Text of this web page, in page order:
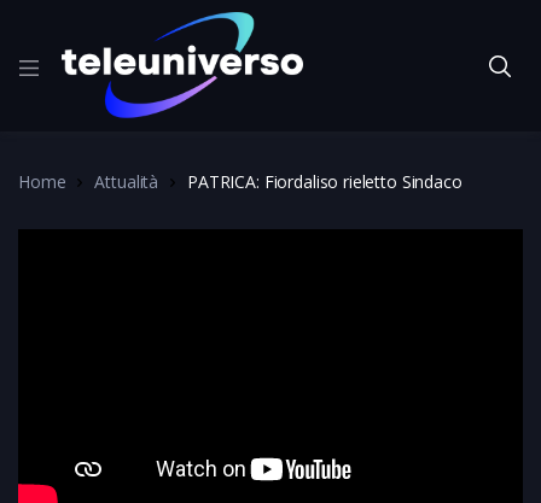
Home Attualità PATRICA: Fiordaliso rieletto Sindaco